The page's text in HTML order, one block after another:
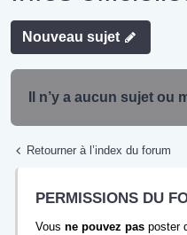
Nouveau sujet
Il n’y a aucun sujet ou
Retourner à l’index du forum
PERMISSIONS DU
Vous ne pouvez pas poster